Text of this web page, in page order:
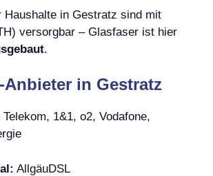
Haushalte in Gestratz sind mit
versorgbar – Glasfaser ist hier
.
Anbieter in Gestratz
Telekom, 1&1, o2, Vodafone,
AllgäuDSL